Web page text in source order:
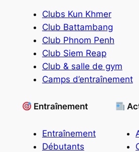
Clubs Kun Khmer
Club Battambang
Club Phnom Penh
Club Siem Reap
Club & salle de gym
Camps d’entraînement
Entraînement
Entraînement
Débutants